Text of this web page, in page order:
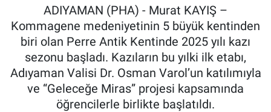
ADIYAMAN (PHA) - Murat KAYIŞ –
Kommagene medeniyetinin 5 büyük kentinden
biri olan Perre Antik Kentinde 2025 yılı kazı
sezonu başladı. Kazıların bu yılki ilk etabı,
Adıyaman Valisi Dr. Osman Varol’un katılımıyla
ve “Geleceğe Miras” projesi kapsamında
öğrencilerle birlikte başlatıldı.
Asayiş
Sağlık
Özel Haber
Kültür Sanat
Son Dakika Haberleri
Haber Arşivi